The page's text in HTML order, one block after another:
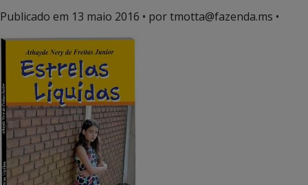
Publicado em 13 maio 2016 • por tmotta@fazenda.ms •